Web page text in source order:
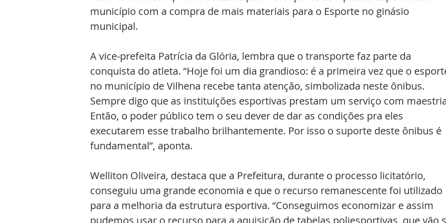
município com a compra de mais materiais para o Esporte no ginásio
municipal.
A vice-prefeita Patrícia da Glória, lembra que o transporte faz parte da
conquista do atleta. “Hoje foi um dia grandioso: é a primeira vez que o
no município de Vilhena recebe tanta atenção, simbolizada neste ônibus.
Sempre digo que as instituições esportivas prestam um serviço com
Então, o poder público tem o seu dever de dar as condições pra eles
executarem esse trabalho brilhantemente. Por isso o suporte deste ônibus é
fundamental”, aponta.
Welliton Oliveira, destaca que a Prefeitura, durante o processo licitatório,
conseguiu uma grande economia e que o recurso remanescente foi utilizado
para a melhoria da estrutura esportiva. “Conseguimos economizar e assim